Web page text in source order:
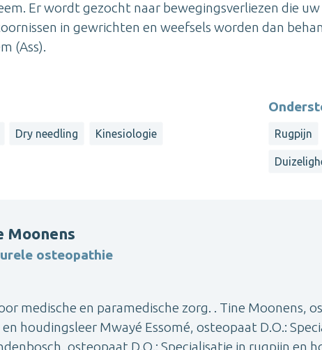
Er wordt gezocht naar bewegingsverliezen die
in gewrichten en weefsels worden dan
(Ass).
Dry needling Kinesiologie Rugpijn
Moonens
osteopathie
medische en paramedische zorg. . Tine Moonens,
houdingsleer Mwayé Essomé, osteopaat D.O.:
osteopaat D.O.: Specialisatie in rugpijn en